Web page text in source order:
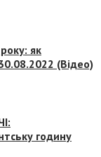
як
(Відео)
годину